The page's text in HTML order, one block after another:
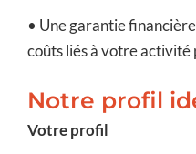
• Une garantie
coûts liés à votre activité
Notre profil
Votre profil